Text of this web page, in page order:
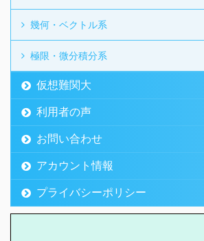
幾何・ベクトル系
極限・微分積分系
仮想難関大
利用者の声
お問い合わせ
アカウント情報
プライバシーポリシー